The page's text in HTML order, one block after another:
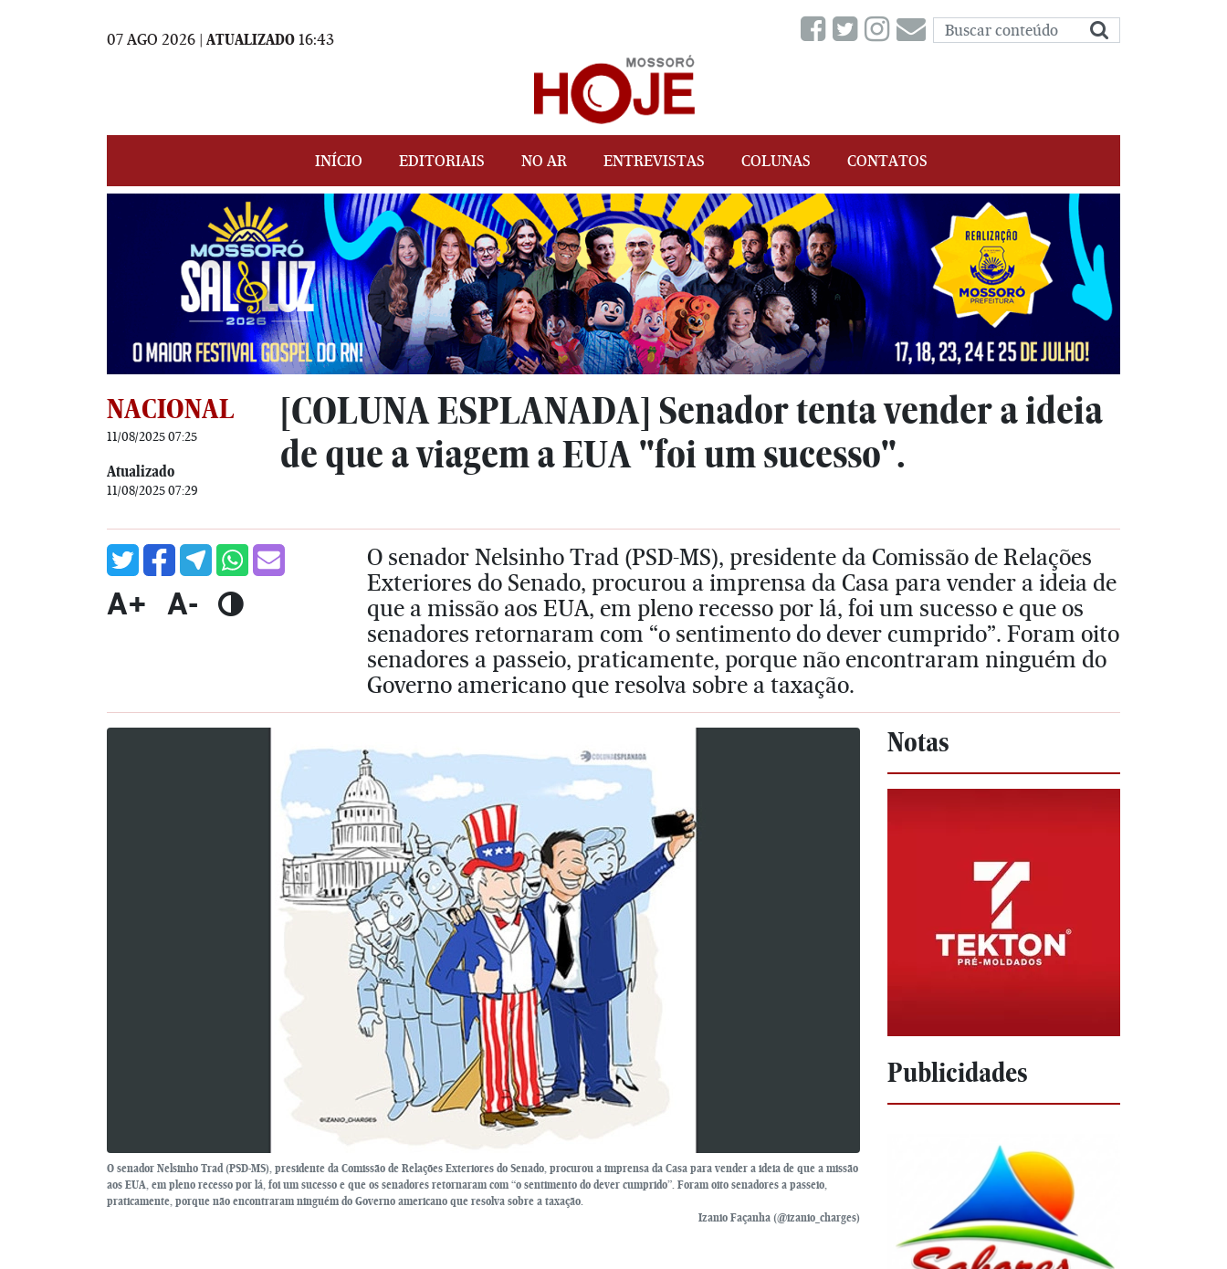
07 AGO 2026 | ATUALIZADO 16:43
INÍCIO EDITORIAIS NO AR ENTREVISTAS COLUNAS CONTATOS
NACIONAL
11/08/2025 07:25
Atualizado
11/08/2025 07:29
[COLUNA ESPLANADA] Senador tenta vender a ideia
de que a viagem a EUA "foi um sucesso".
A+ A-
O senador Nelsinho Trad (PSD-MS), presidente da Comissão de Relações
Exteriores do Senado, procurou a imprensa da Casa para vender a ideia de
que a missão aos EUA, em pleno recesso por lá, foi um sucesso e que os
senadores retornaram com “o sentimento do dever cumprido”. Foram oito
senadores a passeio, praticamente, porque não encontraram ninguém do
Governo americano que resolva sobre a taxação.
O senador Nelsinho Trad (PSD-MS), presidente da Comissão de Relações Exteriores do Senado, procurou a imprensa da Casa para vender a ideia de que a missão
aos EUA, em pleno recesso por lá, foi um sucesso e que os senadores retornaram com “o sentimento do dever cumprido”. Foram oito senadores a passeio,
praticamente, porque não encontraram ninguém do Governo americano que resolva sobre a taxação.
Izanio Façanha (@izanio_charges)
Notas
Publicidades